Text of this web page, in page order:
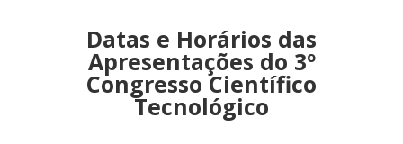
Datas e Horários das
Apresentações do 3º
Congresso Científico
Tecnológico